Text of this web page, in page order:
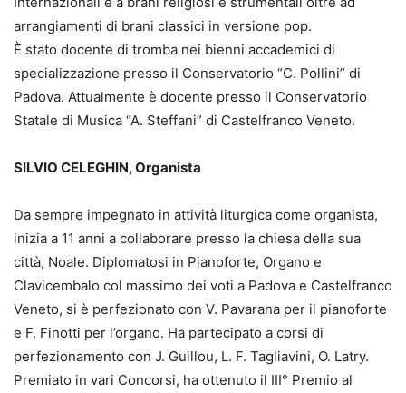
arrangiamenti di brani classici in versione pop.
È stato docente di tromba nei bienni accademici di
specializzazione presso il Conservatorio “C. Pollini” di
Padova. Attualmente è docente presso il Conservatorio
Statale di Musica “A. Steffani” di Castelfranco Veneto.
SILVIO CELEGHIN, Organista
Da sempre impegnato in attività liturgica come organista,
inizia a 11 anni a collaborare presso la chiesa della sua
città, Noale. Diplomatosi in Pianoforte, Organo e
Clavicembalo col massimo dei voti a Padova e Castelfranco
Veneto, si è perfezionato con V. Pavarana per il pianoforte
e F. Finotti per l’organo. Ha partecipato a corsi di
perfezionamento con J. Guillou, L. F. Tagliavini, O. Latry.
Premiato in vari Concorsi, ha ottenuto il III° Premio al